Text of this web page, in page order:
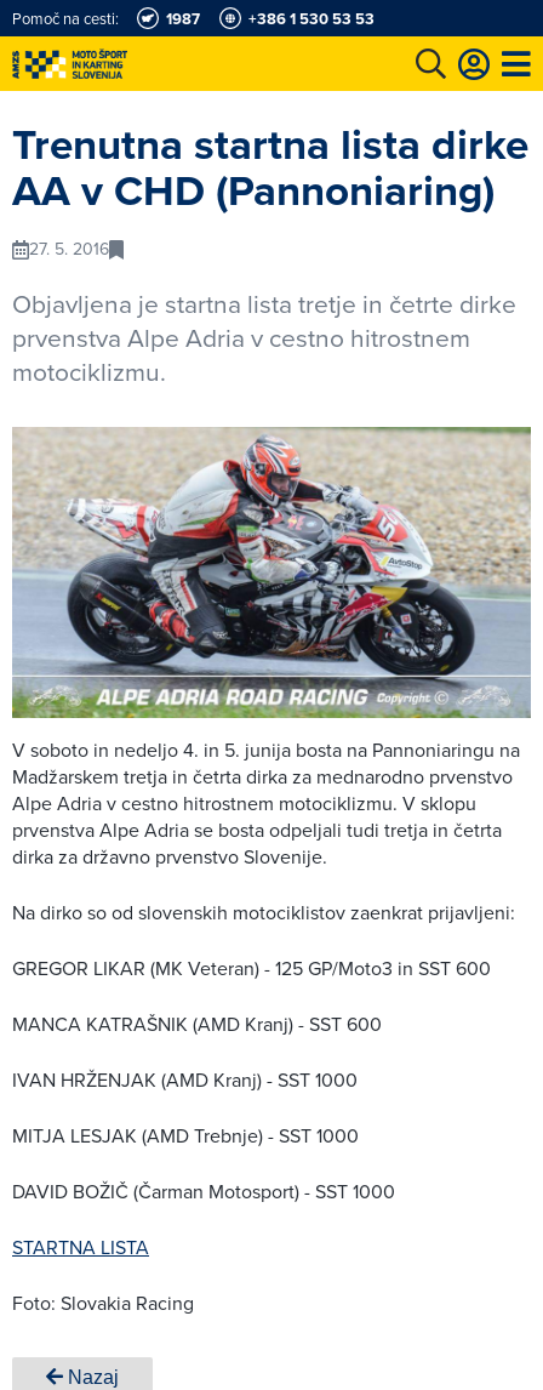
Pomoč na cesti: 1987 +386 1 530 53 53
Trenutna startna lista dirke
AA v CHD (Pannoniaring)
27. 5. 2016
Objavljena je startna lista tretje in četrte dirke
prvenstva Alpe Adria v cestno hitrostnem
motociklizmu.
V soboto in nedeljo 4. in 5. junija bosta na Pannoniaringu na
Madžarskem tretja in četrta dirka za mednarodno prvenstvo
Alpe Adria v cestno hitrostnem motociklizmu. V sklopu
prvenstva Alpe Adria se bosta odpeljali tudi tretja in četrta
dirka za državno prvenstvo Slovenije.
Na dirko so od slovenskih motociklistov zaenkrat prijavljeni:
GREGOR LIKAR (MK Veteran) - 125 GP/Moto3 in SST 600
MANCA KATRAŠNIK (AMD Kranj) - SST 600
IVAN HRŽENJAK (AMD Kranj) - SST 1000
MITJA LESJAK (AMD Trebnje) - SST 1000
DAVID BOŽIČ (Čarman Motosport) - SST 1000
STARTNA LISTA
Foto: Slovakia Racing
Nazaj